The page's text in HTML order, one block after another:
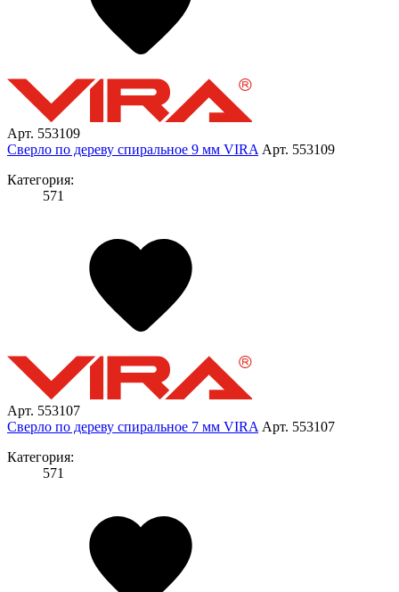
Арт. 553109
Сверло по дереву спиральное 9 мм VIRA Арт. 553109
Категория:
571
Арт. 553107
Сверло по дереву спиральное 7 мм VIRA Арт. 553107
Категория:
571